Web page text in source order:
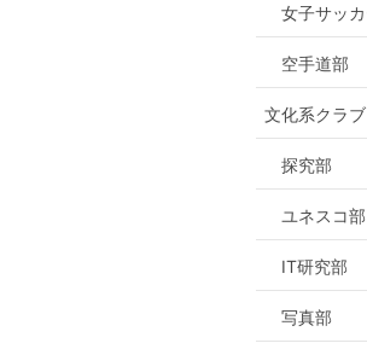
女子サッ
空手道部
文化系クラ
探究部
ユネスコ部
IT研究部
写真部